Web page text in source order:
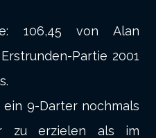
106,45 von Alan
Partie 2001
.
ein 9-Darter nochmals
zu erzielen als im